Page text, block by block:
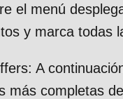
el menú
y marca todas
A
más completas